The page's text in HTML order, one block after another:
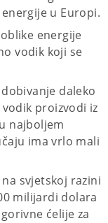
u Europi.
energije
vodik koji se
daleko
proizvodi iz
najboljem
ima vrlo mali
svjetskoj razini
milijardi dolara
ćelije za